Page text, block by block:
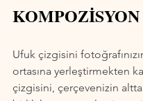
KOMPOZİSYON
Ufuk çizgisini
ortasına yerleştirmekten
çizgisini, çerçevenizin